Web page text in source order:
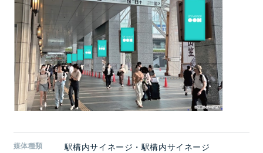
媒体種類 駅構内サイネージ・駅構内サイネージ